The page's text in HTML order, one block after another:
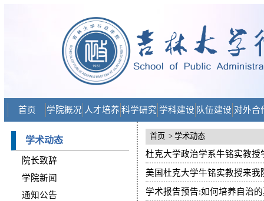
首页 学院概况 人才培养 科学研究 学科建设 队伍建设 对外合
学术动态
院长致辞
学院新闻
通知公告
首页 > 学术动态
杜克大学政治学系牛铭实教授
美国杜克大学牛铭实教授来我
学术报告预告:如何培养自治